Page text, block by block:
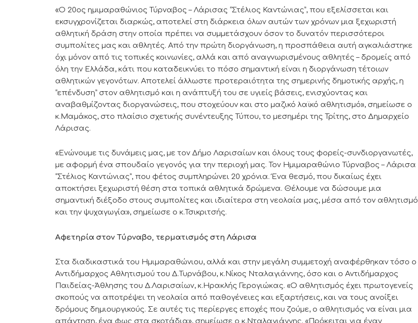
«Ο 20ος ημιμαραθώνιος Τύρναβος – Λάρισας “Στέλιος Καντώνιας”, που εξελίσσεται και
εκσυγχρονίζεται διαρκώς, αποτελεί στη διάρκεια όλων αυτών των χρόνων μια ξεχωριστή
αθλητική δράση στην οποία πρέπει να συμμετάσχουν όσον το δυνατόν περισσότεροι
συμπολίτες μας και αθλητές. Από την πρώτη διοργάνωση, η προσπάθεια αυτή αγκαλιάστηκε
όχι μόνον από τις τοπικές κοινωνίες, αλλά και από αναγνωρισμένους αθλητές – δρομείς από
όλη την Ελλάδα, κάτι που καταδεικνύει το πόσο σημαντική είναι η διοργάνωση τέτοιων
αθλητικών γεγονότων. Αποτελεί άλλωστε προτεραιότητα της σημερινής δημοτικής αρχής, η
“επένδυση” στον αθλητισμό και η ανάπτυξή του σε υγιείς βάσεις, ενισχύοντας και
αναβαθμίζοντας διοργανώσεις, που στοχεύουν και στο μαζικό λαϊκό αθλητισμό», σημείωσε ο
κ.Μαμάκος, στο πλαίσιο σχετικής συνέντευξης Τύπου, το μεσημέρι της Τρίτης, στο Δημαρχείο
Λάρισας.
«Ενώνουμε τις δυνάμεις μας, με τον Δήμο Λαρισαίων και όλους τους φορείς-συνδιοργανωτές,
με αφορμή ένα σπουδαίο γεγονός για την περιοχή μας. Τον Ημιμαραθώνιο Τύρναβος – Λάρισα
“Στέλιος Καντώνιας”, που φέτος συμπληρώνει 20 χρόνια. Ένα θεσμό, που δικαίως έχει
αποκτήσει ξεχωριστή θέση στα τοπικά αθλητικά δρώμενα. Θέλουμε να δώσουμε μια
σημαντική διέξοδο στους συμπολίτες και ιδιαίτερα στη νεολαία μας, μέσα από τον αθλητισμό
και την ψυχαγωγία», σημείωσε ο κ.Τσικριτσής.
Αφετηρία στον Τύρναβο, τερματισμός στη Λάρισα
Στα διαδικαστικά του Ημιμαραθώνιου, αλλά και στην μεγάλη συμμετοχή αναφέρθηκαν τόσο ο
Αντιδήμαρχος Αθλητισμού του Δ.Τυρνάβου, κ.Νίκος Νταλαγιάννης, όσο και ο Αντιδήμαρχος
Παιδείας-Άθλησης του Δ.Λαρισαίων, κ.Ηρακλής Γερογιώκας. «Ο αθλητισμός έχει πρωτογενείς
σκοπούς να αποτρέψει τη νεολαία από παθογένειες και εξαρτήσεις, και να τους ανοίξει
δρόμους δημιουργικούς. Σε αυτές τις περίεργες εποχές που ζούμε, ο αθλητισμός να είναι μια
απάντηση, ένα φως στα σκοτάδια», σημείωσε ο κ.Νταλαγιάννης. «Πρόκειται για έναν